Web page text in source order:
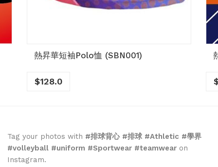
熱昇華短袖Polo恤 (SBN001)
$128.0
Tag your photos with #排球背心 #排球 #Athletic #學界
#volleyball #uniform #Sportwear #teamwear on
Instagram.